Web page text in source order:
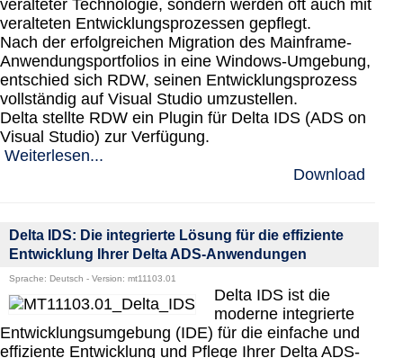
veralteter Technologie, sondern werden oft auch mit
veralteten Entwicklungsprozessen gepflegt.
Nach der erfolgreichen Migration des Mainframe-
Anwendungsportfolios in eine Windows-Umgebung,
entschied sich RDW, seinen Entwicklungsprozess
vollständig auf Visual Studio umzustellen.
Delta stellte RDW ein Plugin für Delta IDS (ADS on
Visual Studio) zur Verfügung.
Weiterlesen...
Download
Delta IDS: Die integrierte Lösung für die effiziente
Entwicklung Ihrer Delta ADS-Anwendungen
Sprache: Deutsch - Version: mt11103.01
Delta IDS ist die
moderne integrierte
Entwicklungsumgebung (IDE) für die einfache und
effiziente Entwicklung und Pflege Ihrer Delta ADS-